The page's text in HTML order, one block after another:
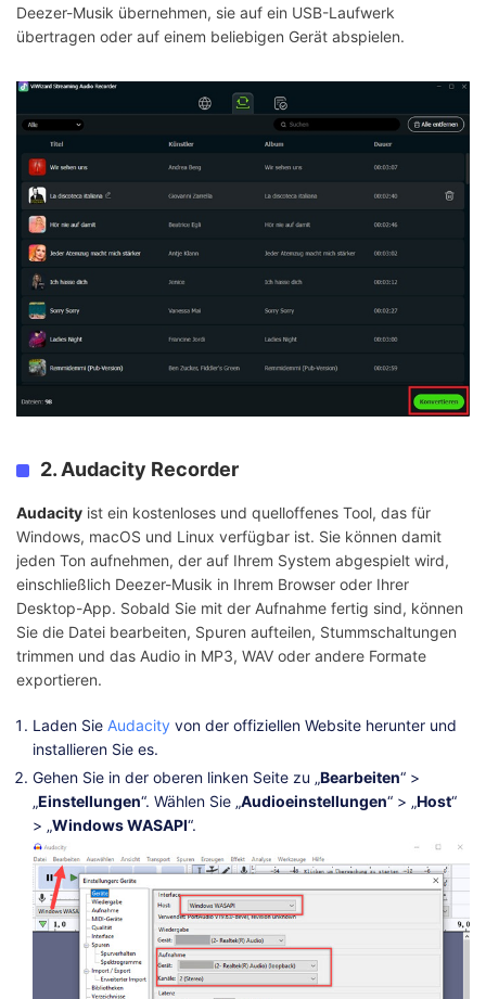
Deezer-Musik übernehmen, sie auf ein USB-Laufwerk
übertragen oder auf einem beliebigen Gerät abspielen.
2. Audacity Recorder
Audacity ist ein kostenloses und quelloffenes Tool, das für
Windows, macOS und Linux verfügbar ist. Sie können damit
jeden Ton aufnehmen, der auf Ihrem System abgespielt wird,
einschließlich Deezer-Musik in Ihrem Browser oder Ihrer
Desktop-App. Sobald Sie mit der Aufnahme fertig sind, können
Sie die Datei bearbeiten, Spuren aufteilen, Stummschaltungen
trimmen und das Audio in MP3, WAV oder andere Formate
exportieren.
Laden Sie Audacity von der offiziellen Website herunter und
installieren Sie es.
Gehen Sie in der oberen linken Seite zu „Bearbeiten“ >
„Einstellungen“. Wählen Sie „Audioeinstellungen“ > „Host“
> „Windows WASAPI“.